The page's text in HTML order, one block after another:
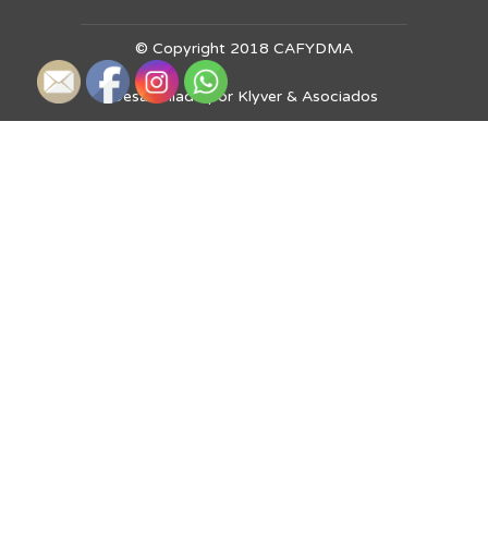
© Copyright 2018 CAFYDMA
Desarrollado por Klyver & Asociados